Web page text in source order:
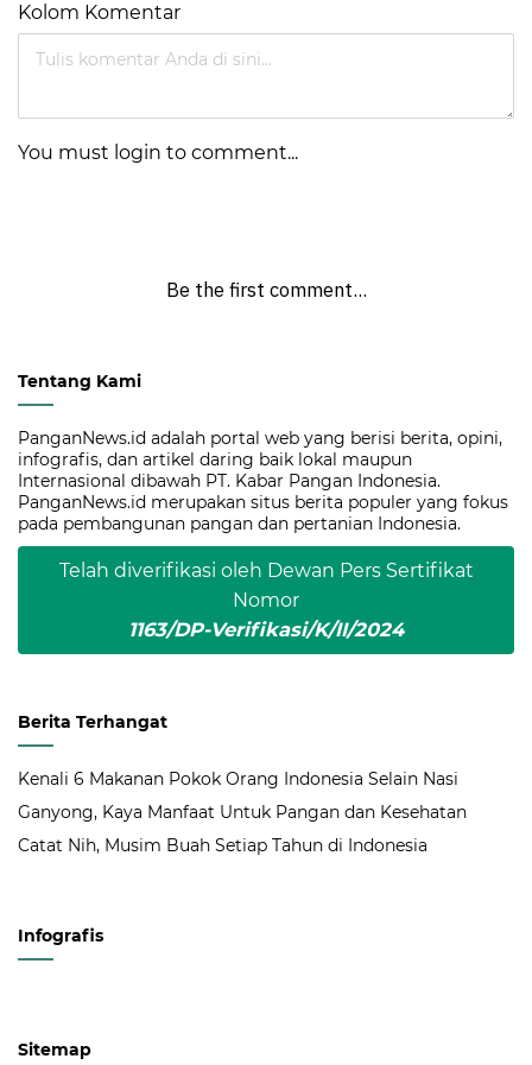
Kolom Komentar
You must login to comment...
Be the first comment...
Tentang Kami
PanganNews.id adalah portal web yang berisi berita, opini,
infografis, dan artikel daring baik lokal maupun
Internasional dibawah PT. Kabar Pangan Indonesia.
PanganNews.id merupakan situs berita populer yang fokus
pada pembangunan pangan dan pertanian Indonesia.
Telah diverifikasi oleh Dewan Pers Sertifikat
Nomor
1163/DP-Verifikasi/K/II/2024
Berita Terhangat
Kenali 6 Makanan Pokok Orang Indonesia Selain Nasi
Ganyong, Kaya Manfaat Untuk Pangan dan Kesehatan
Catat Nih, Musim Buah Setiap Tahun di Indonesia
Infografis
Sitemap